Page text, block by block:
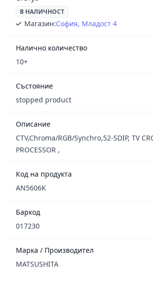
В НАЛИЧНОСТ
Магазин:София, Младост 4
Налично количество
10+
Състояние
stopped product
Описание
CTV,Chroma/RGB/Synchro,52-SDIP, TV
PROCESSOR ,
Код на продукта
AN5606K
Баркод
017230
Марка / Производител
MATSUSHITA